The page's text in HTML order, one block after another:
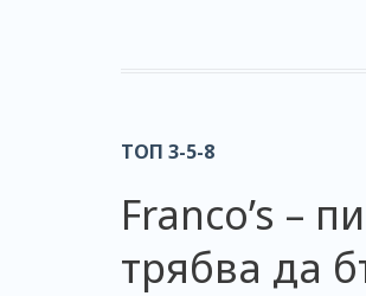
ТОП 3-5-8
Franco’s –
трябва да